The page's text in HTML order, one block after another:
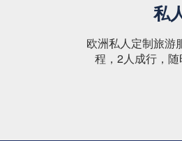
私
欧洲私人定制旅游
程，2人成行，随